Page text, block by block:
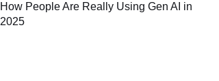
How People Are Really Using Gen AI in
2025